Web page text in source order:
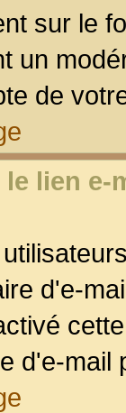
sur le
un
de
lien
d'e-
d'e-